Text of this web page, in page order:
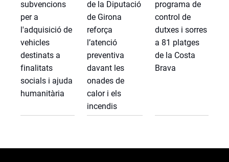
subvencions
per a
l'adquisició de
vehicles
destinats a
finalitats
socials i ajuda
humanitària
de la Diputació
de Girona
reforça
l’atenció
preventiva
davant les
onades de
calor i els
incendis
programa de
control de
dutxes i sorres
a 81 platges
de la Costa
Brava